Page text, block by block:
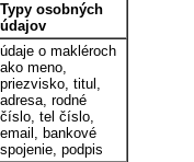
Typy osobných
údajov
údaje o makléroch
ako meno,
priezvisko, titul,
adresa, rodné
číslo, tel číslo,
email, bankové
spojenie, podpis